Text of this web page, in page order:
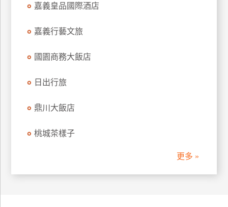
飯
嘉義皇品國際酒店
嘉義行藝文旅
國園商務大飯店
日出行旅
鼎川大飯店
桃城茶樣子
更多 »